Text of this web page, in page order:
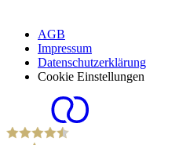
AGB
Impressum
Datenschutzerklärung
Cookie Einstellungen